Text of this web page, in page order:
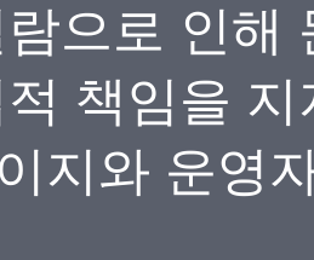
으로 인해
책임을
지와 운영